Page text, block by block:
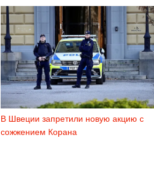
В Швеции запретили новую акцию с
сожжением Корана